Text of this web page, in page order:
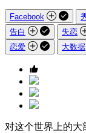
Facebook
告白
失恋
恋爱
大数据
对这个世界上的大